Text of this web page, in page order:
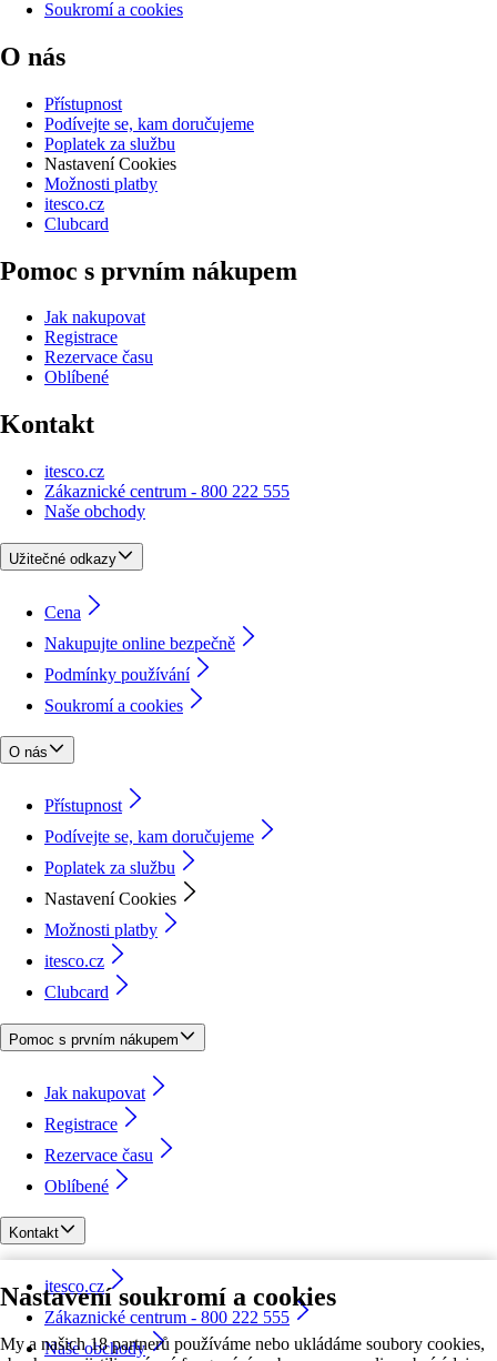
Nastavení soukromí a cookies
My a našich 18 partnerů používáme nebo ukládáme soubory cookies,
Soukromí a cookies
O nás
Přístupnost
Podívejte se, kam doručujeme
Poplatek za službu
Nastavení Cookies
Možnosti platby
itesco.cz
Clubcard
Pomoc s prvním nákupem
Jak nakupovat
Registrace
Rezervace času
Oblíbené
Kontakt
itesco.cz
Zákaznické centrum - 800 222 555
Naše obchody
Užitečné odkazy
Cena
Nakupujte online bezpečně
Podmínky používání
Soukromí a cookies
O nás
Přístupnost
Podívejte se, kam doručujeme
Poplatek za službu
Nastavení Cookies
Možnosti platby
itesco.cz
Clubcard
Pomoc s prvním nákupem
Jak nakupovat
Registrace
Rezervace času
Oblíbené
Kontakt
itesco.cz
Zákaznické centrum - 800 222 555
Naše obchody